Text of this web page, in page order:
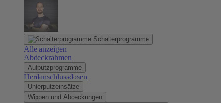
Schalterprogramme
Alle anzeigen
Abdeckrahmen
Aufputzprogramme
Herdanschlussdosen
Unterputzeinsätze
Wippen und Abdeckungen